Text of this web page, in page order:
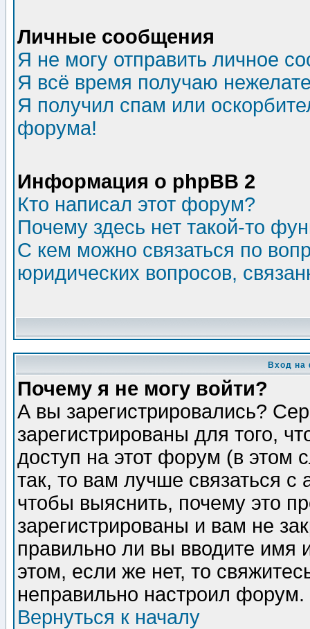
Личные сообщения
Я не могу отправить личное
Я всё время получаю
Я получил спам или
форума!
Информация о phpBB 2
Кто написал этот форум?
Почему здесь нет такой-то
С кем можно связаться по
юридических вопросов,
Вход на
Почему я не могу войти?
А вы зарегистрировались?
зарегистрированы для того,
доступ на этот форум (в этом
так, то вам лучше связаться
чтобы выяснить, почему это
зарегистрированы и вам не
правильно ли вы вводите
этом, если же нет, то
неправильно настроил форум.
Вернуться к началу